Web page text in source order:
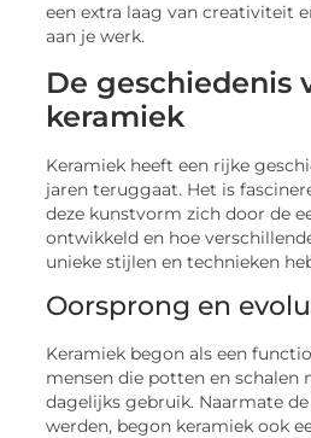
een extra laag van creativiteit
aan je werk.
De geschiedenis
keramiek
Keramiek heeft een rijke
jaren teruggaat. Het is
deze kunstvorm zich door de
ontwikkeld en hoe
unieke stijlen en technieken
Oorsprong en
Keramiek begon als een
mensen die potten en schalen
dagelijks gebruik. Naarmate
werden, begon keramiek ook